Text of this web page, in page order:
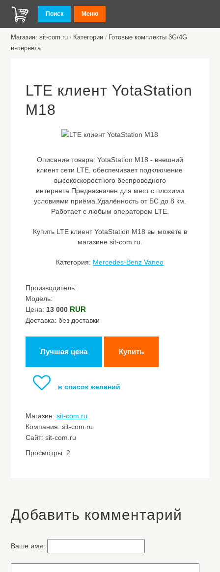
Поиск Меню
Магазин: sit-com.ru / Категории / Готовые комплекты 3G/4G
интернета
LTE клиент YotaStation
M18
Описание товара: YotaStation M18 - внешний
клиент сети LTE, обеспечивает подключение
высокоскоростного беспроводного
интернета.Предназначен для мест с плохими
условиями приёма.Удалённость от БС до 8 км.
Работает с любым оператором LTE.
Купить LTE клиент YotaStation M18 вы можете в
магазине sit-com.ru.
Категория: Mercedes-Benz Vaneo
Производитель:
Модель:
Цена: 13 000 RUR
Доставка: без доставки
Лучшая цена Купить
в список желаний
Магазин:sit-com.ru
Компания: sit-com.ru
Сайт: sit-com.ru
Просмотры: 2
Добавить комментарий
Ваше имя: